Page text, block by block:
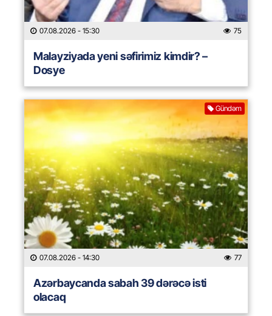
07.08.2026 - 15:30 75
Malayziyada yeni səfirimiz kimdir? –
Dosye
Gündəm
07.08.2026 - 14:30 77
Azərbaycanda sabah 39 dərəcə isti
olacaq